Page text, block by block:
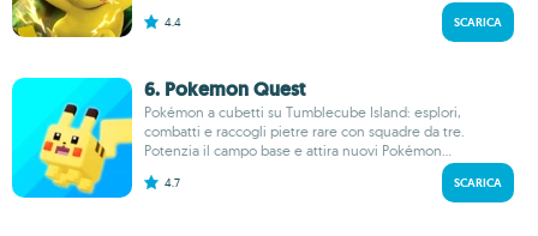
4.4 SCARICA
6. Pokemon Quest
Pokémon a cubetti su Tumblecube Island: esplori,
combatti e raccogli pietre rare con squadre da tre.
Potenzia il campo base e attira nuovi Pokémon...
4.7 SCARICA